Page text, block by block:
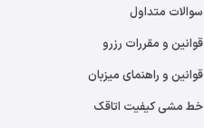
سوالات متداول
قوانین و مقررات رزرو
قوانین و راهنمای میزبان
خط مشی کیفیت اتاقک